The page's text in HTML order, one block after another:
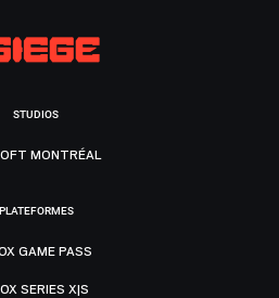
STUDIOS
MONTRÉAL
PLATEFORMES
GAME PASS
SERIES X|S